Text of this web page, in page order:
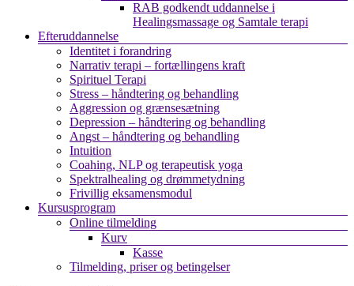
RAB godkendt uddannelse i
Healingsmassage og Samtale terapi
Efteruddannelse
Identitet i forandring
Narrativ terapi – fortællingens kraft
Spirituel Terapi
Stress – håndtering og behandling
Aggression og grænsesætning
Depression – håndtering og behandling
Angst – håndtering og behandling
Intuition
Coahing, NLP og terapeutisk yoga
Spektralhealing og drømmetydning
Frivillig eksamensmodul
Kursusprogram
Online tilmelding
Kurv
Kasse
Tilmelding, priser og betingelser